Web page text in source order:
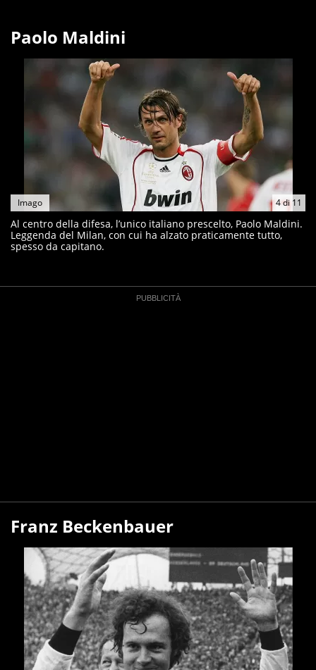
Paolo Maldini
4di11
Imago
Al centro della difesa, l’unico italiano prescelto, Paolo Maldini.
Leggenda del Milan, con cui ha alzato praticamente tutto,
spesso da capitano.
Franz Beckenbauer